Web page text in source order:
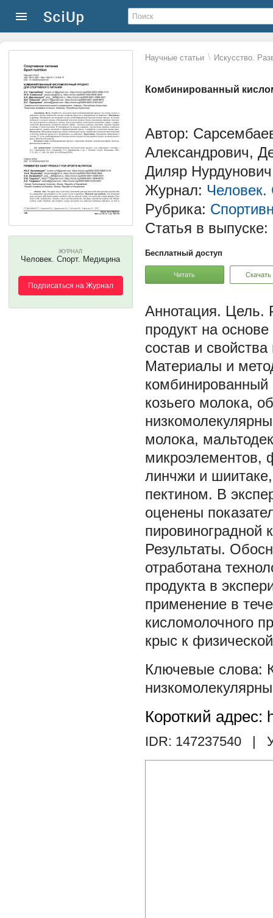
Научные статьи \ Искусство.
Комбинированный
ЖУРНАЛ
Человек. Спорт. Медицина
Подписаться на Журнал
Автор:
Александрович,
Диляр
Журнал: Человек.
Рубрика:
Статья в выпуске:
Бесплатный доступ
Читать Скачать
Цель.
продукт на
состав и
Материалы и
комбинированный
козьего молока,
молока,
микроэлементов,
линчжи и
пектином. В
оценены
пировиноградной
Результаты.
отработана
продукта в
применение в
кисломолочного
крыс к
Короткий адрес:
IDR: 147237540 |